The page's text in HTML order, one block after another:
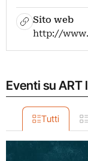
Sito web
http://
Eventi su ART
Tutti